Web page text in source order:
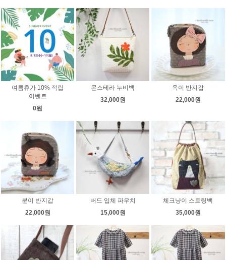
여름휴가 10% 적립
이벤트
0원
몬스테라 누비백
32,000원
옥이 반지갑
22,000원
분이 반지갑
22,000원
버드 입체 파우치
15,000원
체크냥이 스트링백
35,000원